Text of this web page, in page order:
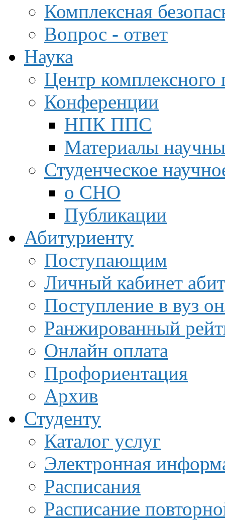
Комплексная
Вопрос - ответ
Наука
Центр
Конференции
НПК ППС
Материалы
Студенческое
о СНО
Публикации
Абитуриенту
Поступающим
Личный кабинет
Поступление в вуз
Ранжированный
Онлайн оплата
Профориентация
Архив
Студенту
Каталог услуг
Электронная
Расписания
Расписание